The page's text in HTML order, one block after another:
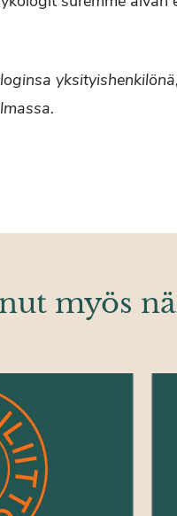
myös